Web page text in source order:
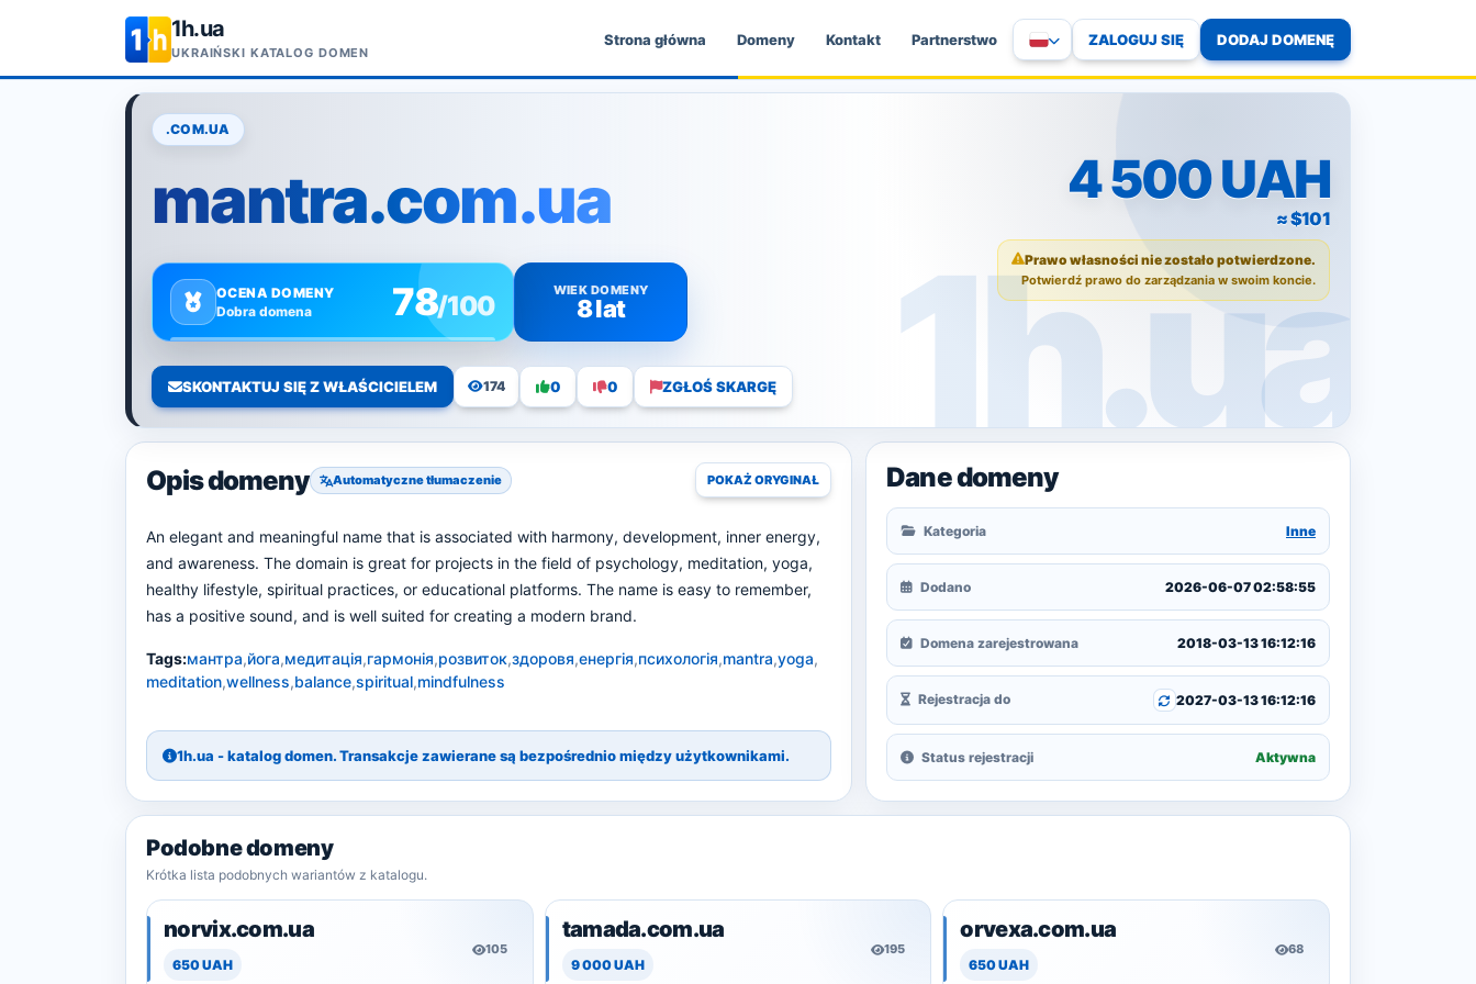
1h.ua
UKRAIŃSKI KATALOG DOMEN
Strona główna Domeny Kontakt Partnerstwo ZALOGUJ SIĘ DODAJ DOMENĘ
.COM.UA
mantra.com.ua
OCENA DOMENY
Dobra domena
78/100
WIEK DOMENY
8 lat
4 500 UAH
≈ $101
Prawo własności nie zostało potwierdzone.
Potwierdź prawo do zarządzania w swoim koncie.
SKONTAKTUJ SIĘ Z WŁAŚCICIELEM 174 0 0 ZGŁOŚ SKARGĘ
Opis domeny Automatyczne tłumaczenie POKAŻ ORYGINAŁ
An elegant and meaningful name that is associated with harmony, development, inner energy,
and awareness. The domain is great for projects in the field of psychology, meditation, yoga,
healthy lifestyle, spiritual practices, or educational platforms. The name is easy to remember,
has a positive sound, and is well suited for creating a modern brand.
Tags:мантра,йога,медитація,гармонія,розвиток,здоровя,енергія,психологія,mantra,yoga,
meditation,wellness,balance,spiritual,mindfulness
1h.ua - katalog domen. Transakcje zawierane są bezpośrednio między użytkownikami.
Dane domeny
Kategoria Inne
Dodano 2026-06-07 02:58:55
Domena zarejestrowana 2018-03-13 16:12:16
Rejestracja do 2027-03-13 16:12:16
Status rejestracji Aktywna
Podobne domeny
Krótka lista podobnych wariantów z katalogu.
norvix.com.ua
650 UAH
105
tamada.com.ua
9 000 UAH
195
orvexa.com.ua
650 UAH
68